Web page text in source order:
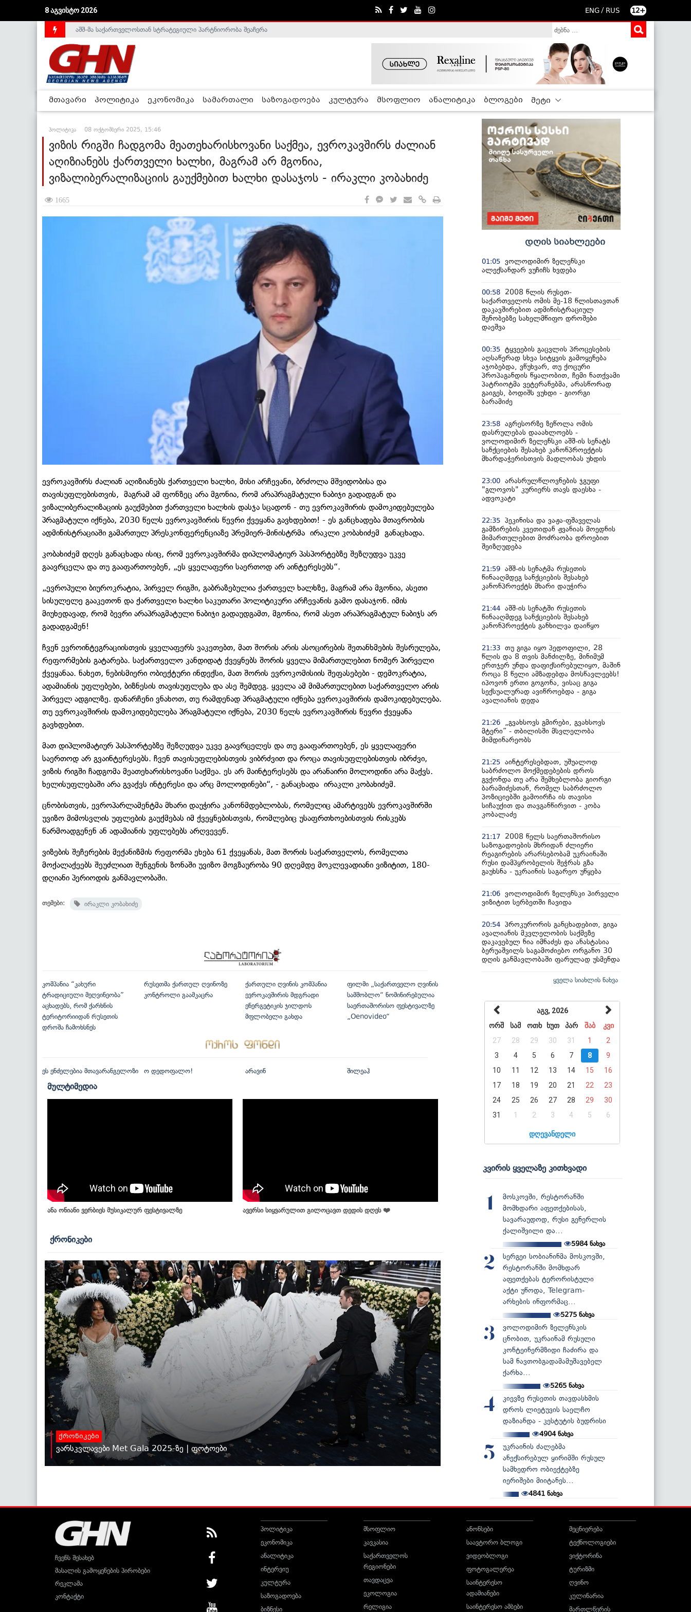
8 აგვისტო 2026 ENG / RUS 12+
საქართველოს დე-ფაქტო მთავრობა არალეგიტიმურია - ჰელსინკის კომისია
აშშ-მა საქართველოსთან სტრატეგიული პარტნიორობა შეაჩერა
მთავარი პოლიტიკა ეკონომიკა სამართალი საზოგადოება კულტურა მსოფლიო ანალიტიკა ბლოგები მეტი
პოლიტიკა 08 ოქტომბერი 2025, 15:46
ვიზის რიგში ჩადგომა მეათეხარისხოვანი საქმეა, ევროკავშირს ძალიან
აღიზიანებს ქართველი ხალხი, მაგრამ არ მგონია,
ვიზალიბერალიზაციის გაუქმებით ხალხი დასაჯოს - ირაკლი კობახიძე
1665
ევროკავშირს ძალიან აღიზიანებს ქართველი ხალხი, მისი არჩევანი, ბრძოლა მშვიდობისა და
თავისუფლებისთვის, მაგრამ ამ ფონზეც არა მგონია, რომ არაპრაგმატული ნაბიჯი გადადგან და
ვიზალიბერალიზაციის გაუქმებით ქართველი ხალხის დასჯა სცადონ - თუ ევროკავშირის დამოკიდებულება
პრაგმატული იქნება, 2030 წელს ევროკავშირის წევრი ქვეყანა გავხდებით! - ეს განცხადება მთავრობის
ადმინისტრაციაში გამართულ პრესკონფერენციაზე პრემიერ-მინისტრმა ირაკლი კობახიძემ განაცხადა.
კობახიძემ დღეს განაცხადა ისიც, რომ ევროკავშირმა დიპლომატიურ პასპორტებზე შეზღუდვა უკვე
გაავრცელა და თუ გააფართოებენ, „ეს ყველაფერი საერთოდ არ აინტერესებს“.
„ევროპული ბიუროკრატია, პირველ რიგში, გაბრაზებულია ქართველ ხალხზე, მაგრამ არა მგონია, ასეთი
სისულელე გააკეთონ და ქართველი ხალხი საკუთარი პოლიტიკური არჩევანის გამო დასაჯონ. იმის
მიუხედავად, რომ ბევრი არაპრაგმატული ნაბიჯი გადაუდგამთ, მგონია, რომ ასეთ არაპრაგმატულ ნაბიჯს არ
გადადგამენ!
ჩვენ ევროინტეგრაციისთვის ყველაფერს ვაკეთებთ, მათ შორის არის ასოცირების შეთანხმების შესრულება,
რეფორმების გატარება. საქართველო კანდიდატ ქვეყნებს შორის ყველა მიმართულებით ნომერ პირველი
ქვეყანაა. ნახეთ, ნებისმიერი ობიექტური ინდექსი, მათ შორის ევროკომისიის შეფასებები - დემოკრატია,
ადამიანის უფლებები, ბიზნესის თავისუფლება და ასე შემდეგ. ყველა ამ მიმართულებით საქართველო არის
პირველ ადგილზე. დანარჩენი ვნახოთ, თუ რამდენად პრაგმატული იქნება ევროკავშირის დამოკიდებულება.
თუ ევროკავშირის დამოკიდებულება პრაგმატული იქნება, 2030 წელს ევროკავშირის წევრი ქვეყანა
გავხდებით.
მათ დიპლომატიურ პასპორტებზე შეზღუდვა უკვე გაავრცელეს და თუ გააფართოებენ, ეს ყველაფერი
საერთოდ არ გვაინტერესებს. ჩვენ თავისუფლებისთვის ვიბრძვით და როცა თავისუფლებისთვის იბრძვი,
ვიზის რიგში ჩადგომა მეათეხარისხოვანი საქმეა. ეს არ მაინტერესებს და არანაირი მოლოდინი არა მაქვს.
ხელისუფლებაში არა გვაქვს ინტერესი და არც მოლოდინები“, - განაცხადა ირაკლი კობახიძემ.
ცნობისთვის, ევროპარლამენტმა მხარი დაუჭირა კანონმდებლობას, რომელიც ამარტივებს ევროკავშირში
უვიზო მიმოსვლის უფლების გაუქმებას იმ ქვეყნებისთვის, რომლებიც უსაფრთხოებისთვის რისკებს
წარმოადგენენ ან ადამიანის უფლებებს არღვევენ.
ვიზების შეჩერების მექანიზმის რეფორმა ეხება 61 ქვეყანას, მათ შორის საქართველოს, რომელთა
მოქალაქეებს შეუძლიათ შენგენის ზონაში უვიზო მოგზაურობა 90 დღემდე მოკლევადიანი ვიზიტით, 180-
დღიანი პერიოდის განმავლობაში.
თემები: ირაკლი კობახიძე
კომპანია “კახური
ტრადიციული მეღვინეობა”
აცხადებს, რომ ქარხნის
ტერიტორიიდან რუსეთის
დროშა ჩამოხსნეს
რუსეთმა ქართულ ღვინოზე
კონტროლი გაამკაცრა
ქართული ღვინის კომპანია
ევროკავშირის მდგრადი
ენერგეტიკის ჯილდოს
მფლობელი გახდა
ფილმი „საქართველო ღვინის
სამშობლო“ ნომინირებულია
საერთაშორისო ფესტივალზე
„Oenovideo“
ეს ენძელებია მთავარანგელოზი ო დედოფალო! არავინ შილეაჰ
მულტიმედია
ანა ონიანი ვერბიეს მუსიკალურ ფესტივალზე ავერსი სიყვარულით გილოცავთ დედის დღეს ❤️
ქრონიკები
ქრონიკები
ვარსკვლავები Met Gala 2025-ზე | ფოტოები
დღის სიახლეები
01:05 ვოლოდიმირ ზელენსკი
ალექსანდარ ვუჩიჩს ხვდება
00:58
2008 წლის რუსეთ-
საქართველოს ომის მე-18 წლისთავთან
დაკავშირებით ადმინისტრაციულ
შენობებზე სახელმწიფო დროშები
დაეშვა
00:35 ტყვეების გაცვლის პროცესების
აღსაწერად სხვა სიტყვის გამოყენება
აჯობებდა, ვწუხვარ, თუ ქოცური
პროპაგანდის წყალობით, ჩემი ნათქვამი
პატრიოტმა ვეტერანებმა, არასწორად
გაიგეს, ბოდიშს ვუხდი - გიორგი
ბარამიძე
23:58 აგრესორზე ზეწოლა ომის
დასრულებას დააახლოებს -
ვოლოდიმირ ზელენსკი აშშ-ის სენატს
სანქციების შესახებ კანონპროექტის
მხარდაჭერისთვის მადლობას უხდის
23:00 არასრულწლოვნების ჯგუფი
"გლოვოს" კურიერს თავს დაესხა -
ადვოკატი
22:35 პეკინისა და ვაჟა-ფშაველას
გამზირების კვეთიდან ჟვანიას მოედნის
მიმართულებით მოძრაობა დროებით
შეიზღუდება
21:59 აშშ-ის სენატმა რუსეთის
წინააღმდეგ სანქციების შესახებ
კანონპროექტს მხარი დაუჭირა
21:44 აშშ-ის სენატში რუსეთის
წინააღმდეგ სანქციების შესახებ
კანონპროექტის განხილვა დაიწყო
21:33 თუ გიგა იყო პედოფილი, 28
წლის და 8 თვის მანძილზე, მინიმუმ
ერთჯერ უნდა დაფიქსირებულიყო, მაშინ
როცა 8 წელი ამზადებდა მოსწავლეებს!
იპოვონ ერთი გოგონა, ვისაც გიგა
სექსუალურად ავიწროებდა - გიგა
ავალიანის დედა
21:26
„გვახსოვს გმირები, გვახსოვს
მტერი” - თბილისში მსვლელობა
მიმდინარეობს
21:25 აინტერესებდათ, უშუალოდ
საბრძოლო მოქმედებების დროს
გვქონდა თუ არა შემხებლობა გიორგი
ბარამიძესთან, რომელ საბრძოლო
პოზიციებში გამოირჩა ის თავისი
სიჩაუქით და თავგანწირვით - კობა
კობალაძე
21:17
2008 წელს საერთაშორისო
საზოგადოების მხრიდან ძლიერი
რეაგირების არარსებობამ უკრაინაში
რუსი დამპყრობელის შეჭრას გზა
გაუხსნა - უკრაინის საგარეო უწყება
21:06 ვოლოდიმირ ზელენსკი პირველი
ვიზიტით სერბეთში ჩავიდა
20:54 პროკურორის განცხადებით, გიგა
ავალიანის მკვლელობის საქმეზე
დაკავებულ ნია იმნაძეს და ანასტასია
ბერუაშვილს საგამოძიებო ორგანო 30
დღის განმავლობაში ფარულად უსმენდა
ყველა სიახლის ნახვა
აგვ, 2026
ორშ
სამ ოთხ ხუთ პარ შაბ
კვი
27
28 29 30 31 1
2
3
4 5 6 7 8
9
10
11 12 13 14 15
16
17
18 19 20 21 22
23
24
25 26 27 28 29
30
31
1 2 3 4 5 6
დღევანდელი
კვირის ყველაზე კითხვადი
1
მოსკოვში, რესტორანში
მომხდარი აფეთქებისას,
სავარაუდოდ, რუსი გენერლის
ქალიშვილი და...
5984ნახვა
2
სერგეი სობიანინმა მოსკოვში,
რესტორანში მომხდარ
აფეთქებას ტერორისტული
აქტი უწოდა, Telegram-
არხების ინფორმაც...
5275 ნახვა
3
ვოლოდიმირ ზელენსკის
ცნობით, უკრაინამ რუსული
კონტეინერმზიდი ჩაძირა და
სამ ნავთობგადამამუშავებელ
ქარხა...
5265ნახვა
4
კიევზე რუსეთის თავდასხმის
დროს ლიეტუვის საელჩო
დაზიანდა - კესტუტის ბუდრისი
4904ნახვა
5
უკრაინის ძალებმა
ანექსირებულ ყირიმში რუსულ
სამხედრო ობიექტებზე
იერიშები მიიტანეს...
4841 ნახვა
ჩვენს შესახებ
მასალის გამოყენების პირობები
რეკლამა
კონტაქტი
პოლიტიკა
ეკონომიკა
ანალიტიკა
ინტერვიუ
კულტურა
საზოგადოება
ბიზნესი
მსოფლიო
კავკასია
საქართველოს
რეგიონები
თავდაცვა
ეკოლოგია
რელიგია
ანონსები
საავტორო ბლოგი
ვიდეობლოგი
ფოტოგალერეა
საინტერესო
ადამიანები
საინტერესო ამბები
მეცნიერება
ტექნოლოგიები
ვიქტორინა
ტურიზმი
ღვინო
კულინარია
მართლწერის